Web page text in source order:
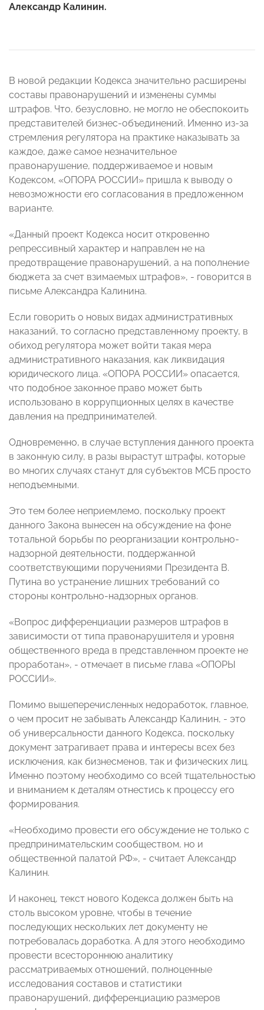
Александр Калинин.
В новой редакции Кодекса значительно расширены
составы правонарушений и изменены суммы
штрафов. Что, безусловно, не могло не обеспокоить
представителей бизнес-объединений. Именно из-за
стремления регулятора на практике наказывать за
каждое, даже самое незначительное
правонарушение, поддерживаемое и новым
Кодексом, «ОПОРА РОССИИ» пришла к выводу о
невозможности его согласования в предложенном
варианте.
«Данный проект Кодекса носит откровенно
репрессивный характер и направлен не на
предотвращение правонарушений, а на пополнение
бюджета за счет взимаемых штрафов», - говорится в
письме Александра Калинина.
Если говорить о новых видах административных
наказаний, то согласно представленному проекту, в
обиход регулятора может войти такая мера
административного наказания, как ликвидация
юридического лица. «ОПОРА РОССИИ» опасается,
что подобное законное право может быть
использовано в коррупционных целях в качестве
давления на предпринимателей.
Одновременно, в случае вступления данного проекта
в законную силу, в разы вырастут штрафы, которые
во многих случаях станут для субъектов МСБ просто
неподъемными.
Это тем более неприемлемо, поскольку проект
данного Закона вынесен на обсуждение на фоне
тотальной борьбы по реорганизации контрольно-
надзорной деятельности, поддержанной
соответствующими поручениями Президента В.
Путина во устранение лишних требований со
стороны контрольно-надзорных органов.
«Вопрос дифференциации размеров штрафов в
зависимости от типа правонарушителя и уровня
общественного вреда в представленном проекте не
проработан», - отмечает в письме глава «ОПОРЫ
РОССИИ».
Помимо вышеперечисленных недоработок, главное,
о чем просит не забывать Александр Калинин, - это
об универсальности данного Кодекса, поскольку
документ затрагивает права и интересы всех без
исключения, как бизнесменов, так и физических лиц.
Именно поэтому необходимо со всей тщательностью
и вниманием к деталям отнестись к процессу его
формирования.
«Необходимо провести его обсуждение не только с
предпринимательским сообществом, но и
общественной палатой РФ», - считает Александр
Калинин.
И наконец, текст нового Кодекса должен быть на
столь высоком уровне, чтобы в течение
последующих нескольких лет документу не
потребовалась доработка. А для этого необходимо
провести всестороннюю аналитику
рассматриваемых отношений, полноценные
исследования составов и статистики
правонарушений, дифференциацию размеров